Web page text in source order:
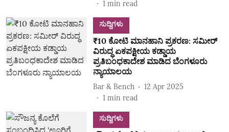
1 min read
ಸುದ್ದಿಗಳು
₹10 ಕೋಟಿ ಮಾನಹಾನಿ ಪ್ರಕರಣ: ಸಮೀರ್‌
ವಿರುದ್ಧ ಏಕಪಕ್ಷೀಯ ಕಡ್ಡಾಯ
ಪ್ರತಿಬಂಧಕಾದೇಶ ಮಾಡಿದ ಬೆಂಗಳೂರು
ನ್ಯಾಯಾಲಯ
Bar & Bench
12 Apr 2025
1 min read
ಸುದ್ದಿಗಳು